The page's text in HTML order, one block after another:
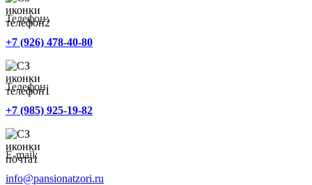
Телефон:
+7 (926) 478-40-80
Телефон:
+7 (985) 925-19-82
E-mail:
info@pansionatzori.ru